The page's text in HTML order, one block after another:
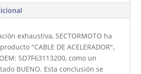
exhaustiva, SECTORMOTO ha
"CABLE DE ACELERADOR",
5D7F63113200, como un
BUENO. Esta conclusión se